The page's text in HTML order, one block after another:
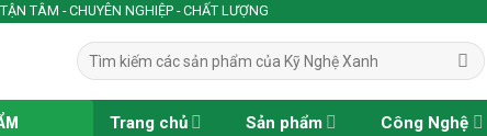
TÂM - CHUYÊN NGHIỆP - CHẤT LƯỢNG
Tìm
kiếm:
Trang chủ Sản phẩm Công Nghệ